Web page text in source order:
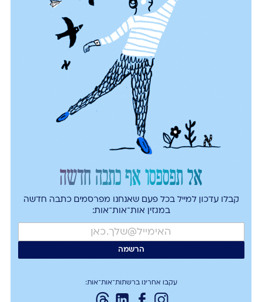
אל תפספסו אף כתבה חדשה
קבלו עדכון למייל בכל פעם שאנחנו מפרסמים כתבה חדשה
במגזין אות־אות־אות:
עקבו אחרינו ברשתות־אות־אות: